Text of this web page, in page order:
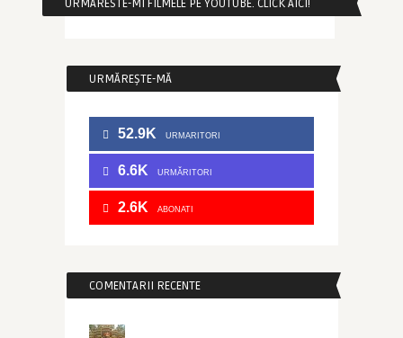
URMARESTE-MI FILMELE PE YOUTUBE. CLICK AICI!
URMĂREȘTE-MĂ
52.9K URMARITORI
6.6K URMĂRITORI
2.6K ABONATI
COMENTARII RECENTE